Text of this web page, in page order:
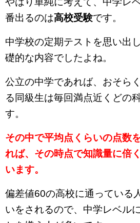
番出るのは高校受験です。
中学校の定期テストを思い出
礎的な内容でしたよね。
公立の中学であれば、おそら
る同級生は毎回満点近くどの
す。
その中で平均点くらいの点数
れば、その時点で知識量に倍
います。
偏差値60の高校に通っている
いをされるので、中学レベル